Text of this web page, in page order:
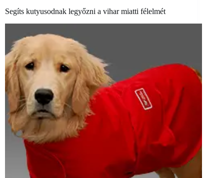
Segíts kutyusodnak legyőzni a vihar miatti félelmét